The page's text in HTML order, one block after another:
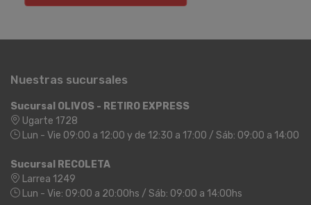
Nuestras sucursales
Sucursal OLIVOS - RETIRO EXPRESS
Ugarte 1728
Lun - Vie 09:00 a 12:00 y de 12:30 a 17:00 / Sáb: 09:00 a 14:00
Sucursal RECOLETA
Larrea 1249
Lun - Vie: 09:00 a 20:00hs / Sáb: 09:00 a 14:00hs